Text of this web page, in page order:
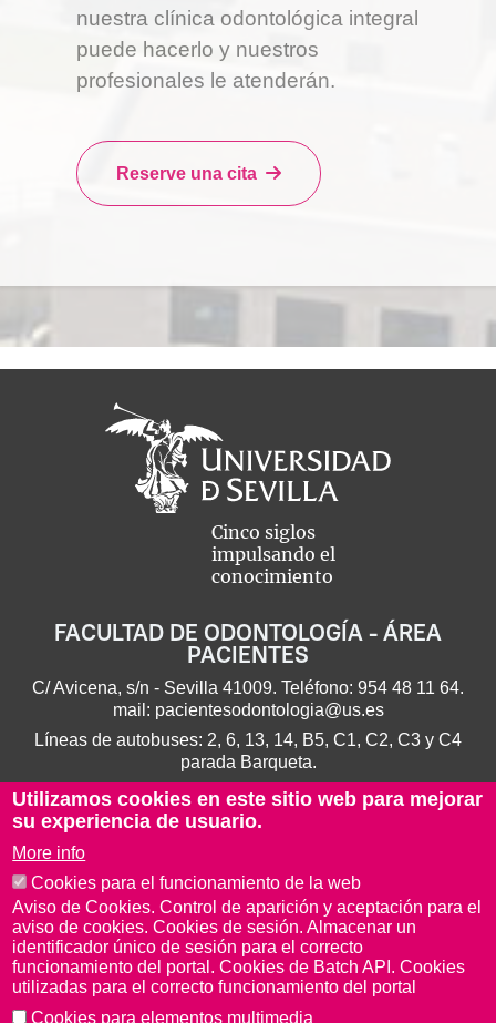
nuestra clínica odontológica integral
puede hacerlo y nuestros
profesionales le atenderán.
Reserve una cita
Cinco siglos
impulsando el
conocimiento
FACULTAD DE ODONTOLOGÍA - ÁREA
PACIENTES
C/ Avicena, s/n - Sevilla 41009. Teléfono: 954 48 11 64.
mail: pacientesodontologia@us.es
Líneas de autobuses: 2, 6, 13, 14, B5, C1, C2, C3 y C4
parada Barqueta.
Aviso Legal Protección de datos
Utilizamos cookies en este sitio web para mejorar
su experiencia de usuario.
More info
Cookies para el funcionamiento de la web
Aviso de Cookies. Control de aparición y aceptación para el
aviso de cookies. Cookies de sesión. Almacenar un
identificador único de sesión para el correcto
funcionamiento del portal. Cookies de Batch API. Cookies
utilizadas para el correcto funcionamiento del portal
Cookies para elementos multimedia